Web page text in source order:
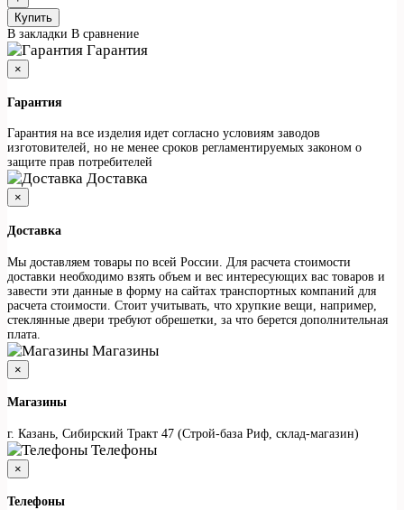
Купить
В закладки В сравнение
Гарантия
×
Гарантия
Гарантия на все изделия идет согласно условиям заводов
изготовителей, но не менее сроков регламентируемых законом о
защите прав потребителей
Доставка
×
Доставка
Мы доставляем товары по всей России. Для расчета стоимости
доставки необходимо взять объем и вес интересующих вас товаров и
завести эти данные в форму на сайтах транспортных компаний для
расчета стоимости. Стоит учитывать, что хрупкие вещи, например,
стеклянные двери требуют обрешетки, за что берется дополнительная
плата.
Магазины
×
Магазины
г. Казань, Сибирский Тракт 47 (Строй-база Риф, склад-магазин)
Телефоны
×
Телефоны